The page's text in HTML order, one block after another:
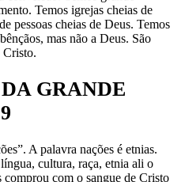
Temos igrejas cheias de
pessoas cheias de Deus. Temos
mas não a Deus. São
Cristo.
GRANDE
A palavra nações é etnias.
cultura, raça, etnia ali o
com o sangue de Cristo